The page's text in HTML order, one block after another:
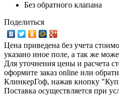
Без обратного клапана
Поделиться
Цена приведена без учета
указано иное поле, а так же
Для уточнения цены и расчета
оформите заказ online или
КлинкерГоф, нажав кнопку
Поставка осуществляется при